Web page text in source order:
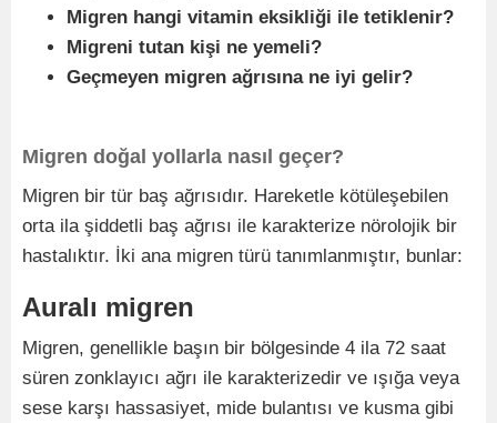
Migren hangi vitamin eksikliği ile tetiklenir?
Migreni tutan kişi ne yemeli?
Geçmeyen migren ağrısına ne iyi gelir?
Migren doğal yollarla nasıl geçer?
Migren bir tür baş ağrısıdır. Hareketle kötüleşebilen
orta ila şiddetli baş ağrısı ile karakterize nörolojik bir
hastalıktır. İki ana migren türü tanımlanmıştır, bunlar:
Auralı migren
Migren, genellikle başın bir bölgesinde 4 ila 72 saat
süren zonklayıcı ağrı ile karakterizedir ve ışığa veya
sese karşı hassasiyet, mide bulantısı ve kusma gibi